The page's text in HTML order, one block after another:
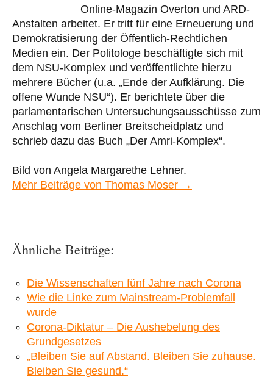
Online-Magazin Overton und ARD-
Anstalten arbeitet. Er tritt für eine Erneuerung und
Demokratisierung der Öffentlich-Rechtlichen
Medien ein. Der Politologe beschäftigte sich mit
dem NSU-Komplex und veröffentlichte hierzu
mehrere Bücher (u.a. „Ende der Aufklärung. Die
offene Wunde NSU“). Er berichtete über die
parlamentarischen Untersuchungsausschüsse zum
Anschlag vom Berliner Breitscheidplatz und
schrieb dazu das Buch „Der Amri-Komplex“.
Bild von Angela Margarethe Lehner.
Mehr Beiträge von Thomas Moser →
Ähnliche Beiträge:
Die Wissenschaften fünf Jahre nach Corona
Wie die Linke zum Mainstream-Problemfall
wurde
Corona-Diktatur – Die Aushebelung des
Grundgesetzes
„Bleiben Sie auf Abstand. Bleiben Sie zuhause.
Bleiben Sie gesund.“